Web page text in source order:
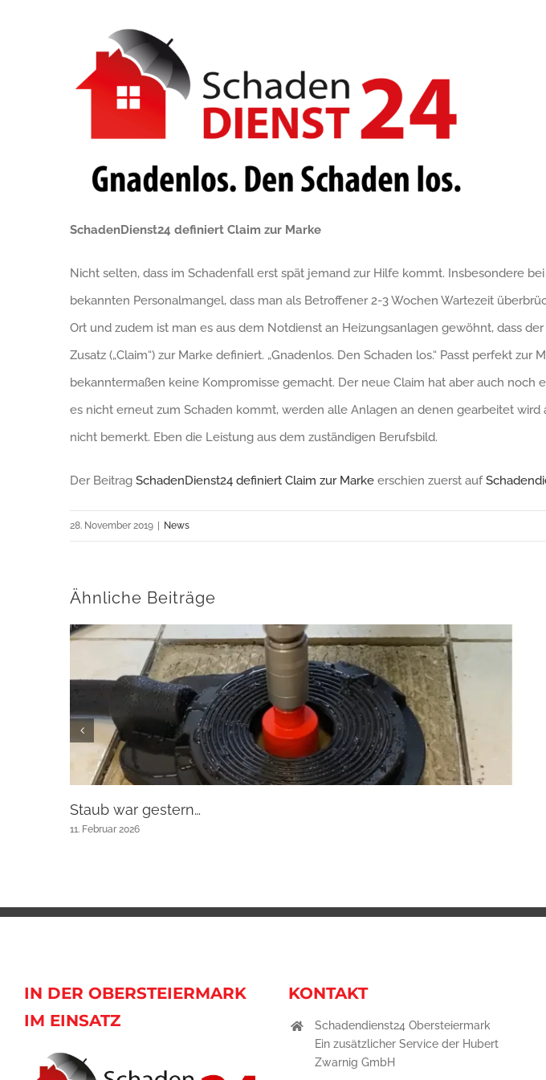
SchadenDienst24 definiert Claim zur Marke
Nicht selten, dass im Schadenfall erst spät jemand zur Hilfe kommt. Insbesondere
bekannten Personalmangel, dass man als Betroffener 2-3 Wochen Wartezeit
Ort und zudem ist man es aus dem Notdienst an Heizungsanlagen gewöhnt, dass
Zusatz („Claim“) zur Marke definiert. „Gnadenlos. Den Schaden los.“ Passt perfekt
bekanntermaßen keine Kompromisse gemacht. Der neue Claim hat aber auch
es nicht erneut zum Schaden kommt, werden alle Anlagen an denen gearbeitet
nicht bemerkt. Eben die Leistung aus dem zuständigen Berufsbild.
Der Beitrag SchadenDienst24 definiert Claim zur Marke erschien zuerst auf
28. November 2019 News
Ähnliche Beiträge
Staub war gestern…
11. Februar 2026
IN DER OBERSTEIERMARK
IM EINSATZ
KONTAKT
Schadendienst24 Obersteiermark
Ein zusätzlicher Service der Hubert
Zwarnig GmbH